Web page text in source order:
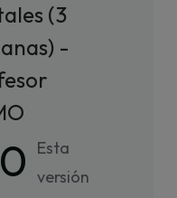
(3
-
Esta
versión